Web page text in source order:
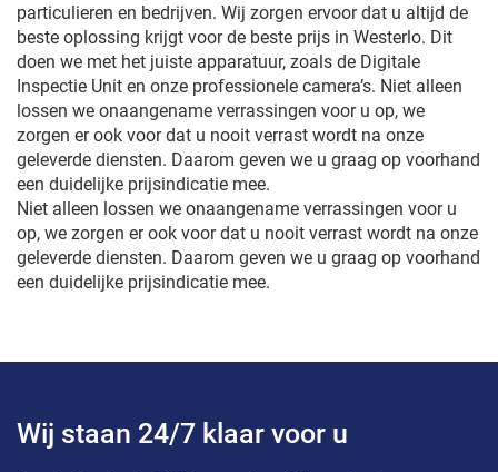
particulieren en bedrijven. Wij zorgen ervoor dat u altijd de
beste oplossing krijgt voor de beste prijs in Westerlo. Dit
doen we met het juiste apparatuur, zoals de Digitale
Inspectie Unit en onze professionele camera’s. Niet alleen
lossen we onaangename verrassingen voor u op, we
zorgen er ook voor dat u nooit verrast wordt na onze
geleverde diensten. Daarom geven we u graag op voorhand
een duidelijke prijsindicatie mee.
Niet alleen lossen we onaangename verrassingen voor u
op, we zorgen er ook voor dat u nooit verrast wordt na onze
geleverde diensten. Daarom geven we u graag op voorhand
een duidelijke prijsindicatie mee.
Wij staan 24/7 klaar voor u